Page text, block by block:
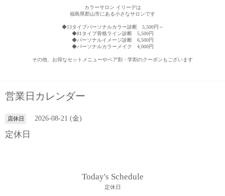
カラーサロン イリーデは
福島県郡山市にある小さなサロンです
◆13タイプパーソナルカラー診断 5,500円～
◆81タイプ骨格ライン診断 5,500円
◆パーソナルイメージ診断 6,500円
◆パーソナルカラーメイク 4,000円
その他、お得なセットメニューやペア割・学割のクーポンもございます
営業日カレンダー
店休日 2026-08-21 (金)
定休日
Today's Schedule
定休日